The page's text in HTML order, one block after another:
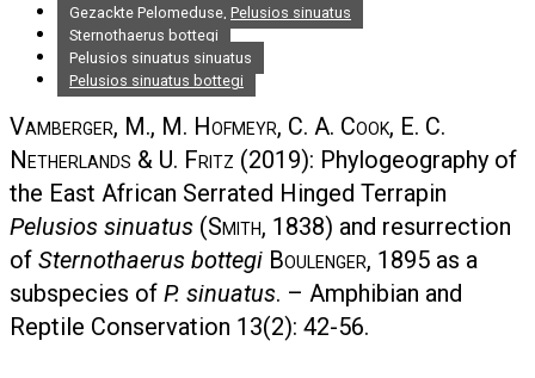
Gezackte Pelomeduse, Pelusios sinuatus
Sternothaerus bottegi
Pelusios sinuatus sinuatus
Pelusios sinuatus bottegi
Vamberger, M., M. Hofmeyr, C. A. Cook, E. C.
Netherlands & U. Fritz (2019): Phylogeography of
the East African Serrated Hinged Terrapin
Pelusios sinuatus (Smith, 1838) and resurrection
of Sternothaerus bottegi Boulenger, 1895 as a
subspecies of P. sinuatus. – Amphibian and
Reptile Conservation 13(2): 42-56.